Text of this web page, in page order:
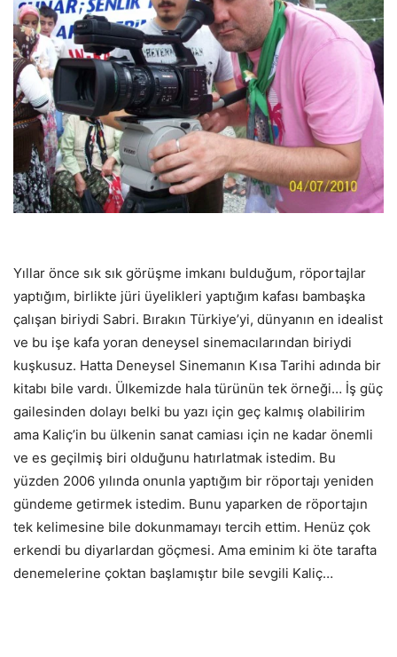
Yıllar önce sık sık görüşme imkanı bulduğum, röportajlar
yaptığım, birlikte jüri üyelikleri yaptığım kafası bambaşka
çalışan biriydi Sabri. Bırakın Türkiye’yi, dünyanın en idealist
ve bu işe kafa yoran deneysel sinemacılarından biriydi
kuşkusuz. Hatta Deneysel Sinemanın Kısa Tarihi adında bir
kitabı bile vardı. Ülkemizde hala türünün tek örneği… İş güç
gailesinden dolayı belki bu yazı için geç kalmış olabilirim
ama Kaliç’in bu ülkenin sanat camiası için ne kadar önemli
ve es geçilmiş biri olduğunu hatırlatmak istedim. Bu
yüzden 2006 yılında onunla yaptığım bir röportajı yeniden
gündeme getirmek istedim. Bunu yaparken de röportajın
tek kelimesine bile dokunmamayı tercih ettim. Henüz çok
erkendi bu diyarlardan göçmesi. Ama eminim ki öte tarafta
denemelerine çoktan başlamıştır bile sevgili Kaliç…